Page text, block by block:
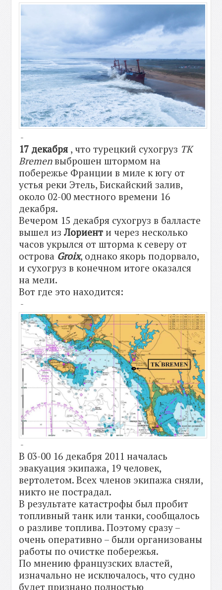
-
17 декабря , что турецкий сухогруз TK
Bremenвыброшен штормом на
побережье Франции в миле к югу от
устья реки Этель, Бискайский залив,
около 02-00 местного времени 16
декабря.
Вечером 15 декабря сухогруз в балласте
вышел изЛориент и через несколько
часов укрылся от шторма к северу от
острова Groix, однако якорь подорвало,
и сухогруз в конечном итоге оказался
на мели.
Вот где это находится:
-
-
В 03-00 16 декабря 2011 началась
эвакуация экипажа, 19 человек,
вертолетом. Всех членов экипажа сняли,
никто не пострадал.
В результате катастрофы был пробит
топливный танк или танки, сообщалось
о разливе топлива. Поэтому сразу –
очень оперативно – были организованы
работы по очистке побережья.
По мнению французских властей,
изначально не исключалось, что судно
будет признано полностью